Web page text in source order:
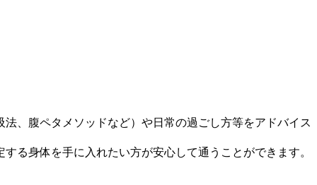
、腹ペタメソッドなど）や日常の過ごし方等をアドバイス
る身体を手に入れたい方が安心して通うことができます。